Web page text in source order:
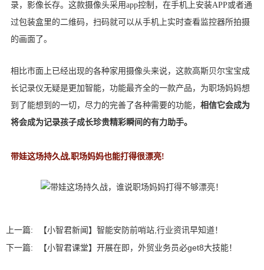
录，影像长存。这款摄像头采用app控制，在手机上安装APP或者通
过包装盒里的二维码，扫码就可以从手机上实时查看监控器所拍摄
的画面了。
相比市面上已经出现的各种家用摄像头来说，这款高斯贝尔宝宝成
长记录仪无疑是更加智能，功能最齐全的一款产品，为职场妈妈想
到了能想到的一切，尽力的完善了各种需要的功能， 相信它会成为
将会成为记录孩子成长珍贵精彩瞬间的有力助手。
带娃这场持久战,职场妈妈也能打得很漂亮!
上一篇:
【小智君新闻】智能安防前哨站,行业资讯早知道！
下一篇:
【小智君课堂】开展在即，外贸业务员必get8大技能！